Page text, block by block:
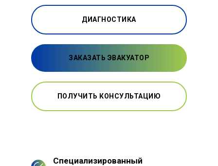
ДИАГНОСТИКА
ЗАКАЗАТЬ ЭВАКУАТОР
ПОЛУЧИТЬ КОНСУЛЬТАЦИЮ
Специализированный